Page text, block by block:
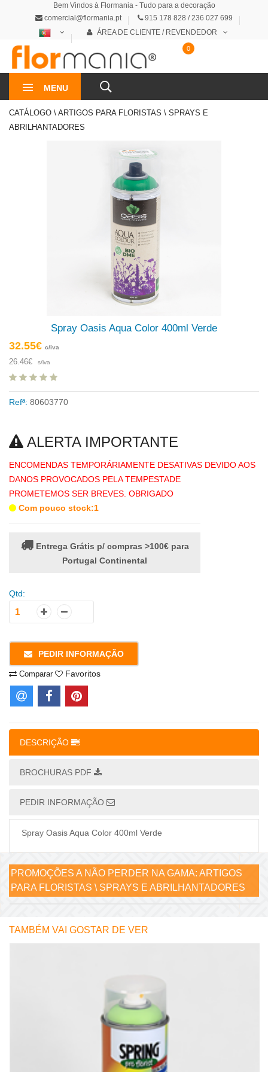
Bem Vindos à Flormania - Tudo para a decoração
comercial@flormania.pt
915 178 828 / 236 027 699
ÁREA DE CLIENTE / REVENDEDOR
MENU
0
CATÁLOGO \ ARTIGOS PARA FLORISTAS \ SPRAYS E
ABRILHANTADORES
Spray Oasis Aqua Color 400ml Verde
32.55€ c/iva
26.46€ s/iva
Refª: 80603770
ALERTA IMPORTANTE
ENCOMENDAS TEMPORÁRIAMENTE DESATIVAS DEVIDO AOS
DANOS PROVOCADOS PELA TEMPESTADE
PROMETEMOS SER BREVES. OBRIGADO
Com pouco stock:1
Entrega Grátis p/ compras >100€ para
Portugal Continental
Qtd:
PEDIR INFORMAÇÃO
Comparar Favoritos
DESCRIÇÃO
BROCHURAS PDF
PEDIR INFORMAÇÃO
Spray Oasis Aqua Color 400ml Verde
PROMOÇÕES A NÃO PERDER NA GAMA: ARTIGOS
PARA FLORISTAS \ SPRAYS E ABRILHANTADORES
TAMBÉM VAI GOSTAR DE VER